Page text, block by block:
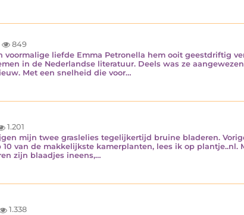
849
voormalige liefde Emma Petronella hem ooit geestdriftig
in de Nederlandse literatuur. Deels was ze
Met een snelheid die voor…
1.201
mijn twee graslelies tegelijkertijd bruine bladeren.
van de makkelijkste kamerplanten, lees ik op plantje..nl.
zijn blaadjes ineens,…
1.338